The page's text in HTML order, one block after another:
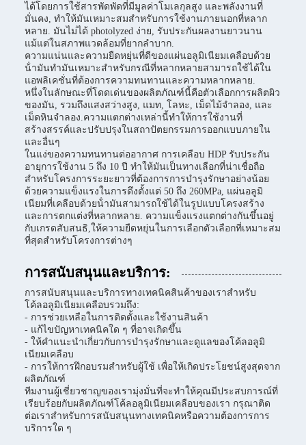
ได้โดยการใช้สารพัดพัดที่มีมูลค่าโมเลกุลสูง และพลังงานที่
มั่นคง, ทําให้มันเหมาะสมสําหรับการใช้งานภายนอกที่หลาก
หลาย. มันไม่ได้ photolyzed ง่าย, รับประกันผลงานยาวนาน
แม้แต่ในสภาพแวดล้อมที่ยากลําบาก.
ความแน่นและความยืดหยุ่นที่ดีของแผ่นอลูมิเนียมเคลือบด้วย
น้ํามันทํามันเหมาะสําหรับกรณีที่หลากหลายสามารถใช้ได้ใน
แอพลิเคชั่นที่ต้องการความทนทานและความหลากหลาย.
หนึ่งในลักษณะที่โดดเด่นของผลิตภัณฑ์นี้คือตัวเลือกการผลิตผิว
ของมัน, รวมถึงแสงสว่างสูง, แมท, โลหะ, เม็ดไม้จําลอง, และ
เม็ดหินจําลอง.ความแตกต่างเหล่านี้ทําให้การใช้งานที่
สร้างสรรค์และปรับปรุงในสถาปัตยกรรมการออกแบบภายใน
และอื่นๆ
ในแง่ของความทนทานต่ออากาศ การเคลือบ HDP รับประกัน
อายุการใช้งาน 5 ถึง 10 ปี ทําให้มันเป็นทางเลือกที่น่าเชื่อถือ
สําหรับโครงการระยะยาวที่ต้องการการบํารุงรักษาอย่างน้อย
ด้วยความแข็งแรงในการดึงตั้งแต่ 50 ถึง 260MPa, แผ่นอลูมิ
เนียมที่เคลือบด้วยน้ํามันสามารถใช้ได้ในรูปแบบโครงสร้าง
และการตกแต่งที่หลากหลาย. ความแข็งแรงแตกต่างกันขึ้นอยู่
กับเกรดสับสนธิ,ให้ความยืดหยุ่นในการเลือกตัวเลือกที่เหมาะสม
ที่สุดสําหรับโครงการต่างๆ
การสนับสนุนและบริการ:
การสนับสนุนและบริการทางเทคนิคสินค้าของเราสําหรับ
โค้ลอลูมิเนียมเคลือบรวมถึง:
- การช่วยเหลือในการติดตั้งและใช้งานสินค้า
- แก้ไขปัญหาเทคนิคใด ๆ ที่อาจเกิดขึ้น
- ให้คําแนะนําเกี่ยวกับการบํารุงรักษาและดูแลของโค้ลอลูมิ
เนียมเคลือบ
- การให้การฝึกอบรมสําหรับผู้ใช้ เพื่อให้เกิดประโยชน์สูงสุดจาก
ผลิตภัณฑ์
ทีมงานผู้เชี่ยวชาญของเรามุ่งมั่นที่จะทําให้คุณมีประสบการณ์ที่
เรียบร้อยกับผลิตภัณฑ์โค้ลอลูมิเนียมเคลือบของเรา กรุณาติด
ต่อเราสําหรับการสนับสนุนทางเทคนิคหรือความต้องการการ
บริการใด ๆ